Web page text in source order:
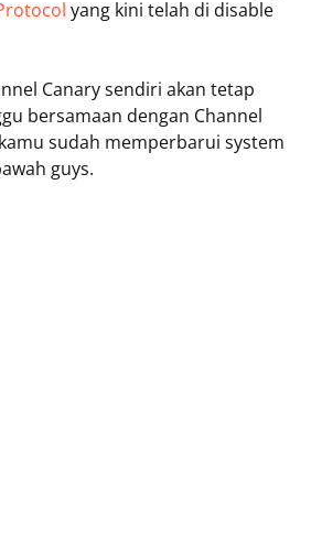
yang kini telah di disable
Canary sendiri akan tetap
bersamaan dengan Channel
sudah memperbarui system
guys.